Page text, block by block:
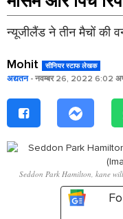
न्यूजीलैंड ने तीन मैचों की
Mohit सीनियर स्टाफ लेखक
अद्यतन- नवम्बर 26, 2022 6:02
Seddon Park Hamilton, kane